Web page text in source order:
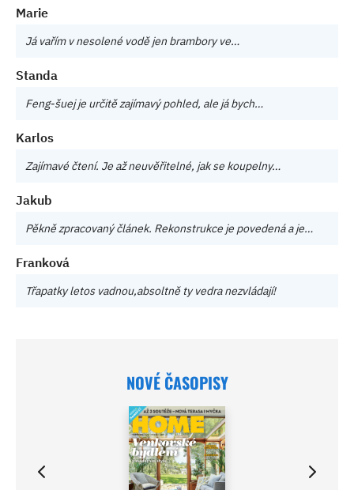
Marie
Já vařím v nesolené vodě jen brambory ve…
Standa
Feng-šuej je určitě zajímavý pohled, ale já bych…
Karlos
Zajímavé čtení. Je až neuvěřitelné, jak se koupelny…
Jakub
Pěkně zpracovaný článek. Rekonstrukce je povedená a je…
Franková
Třapatky letos vadnou,absoltně ty vedra nezvládají!
NOVÉ ČASOPISY